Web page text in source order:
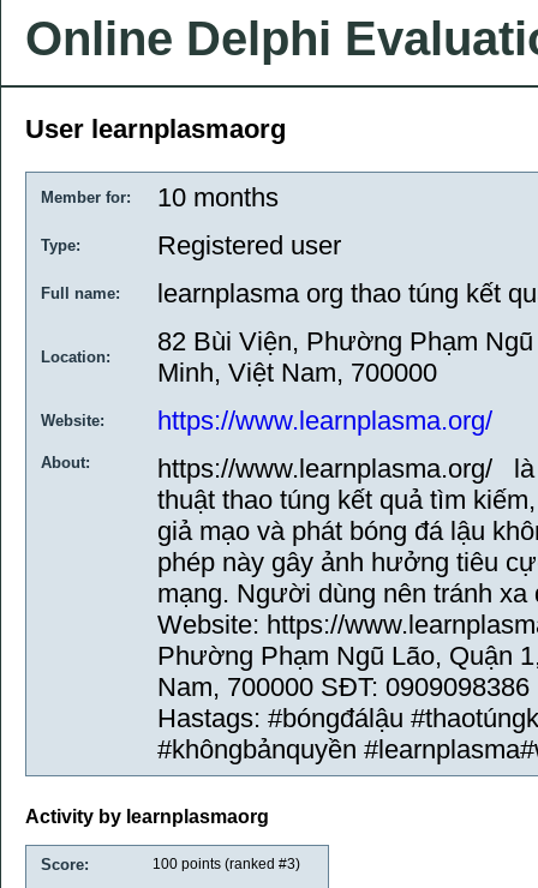
Online Delphi
User learnplasmaorg
Member for: 10 months
Type: Registered user
Full name: learnplasma org thao túng kết
Location:
82 Bùi Viện, Phường Phạm
Minh, Việt Nam, 700000
Website: https://www.learnplasma.org/
About:
https://www.learnplasma.org/
thuật thao túng kết quả tìm
giả mạo và phát bóng đá lậu
phép này gây ảnh hưởng tiêu
mạng. Người dùng nên tránh
Website: https://
Phường Phạm Ngũ Lão, Quận
Nam, 700000 SĐT:
Hastags: #bóngđálậu
#khôngbảnquyền
Activity by learnplasmaorg
Score: 100 points (ranked #3)